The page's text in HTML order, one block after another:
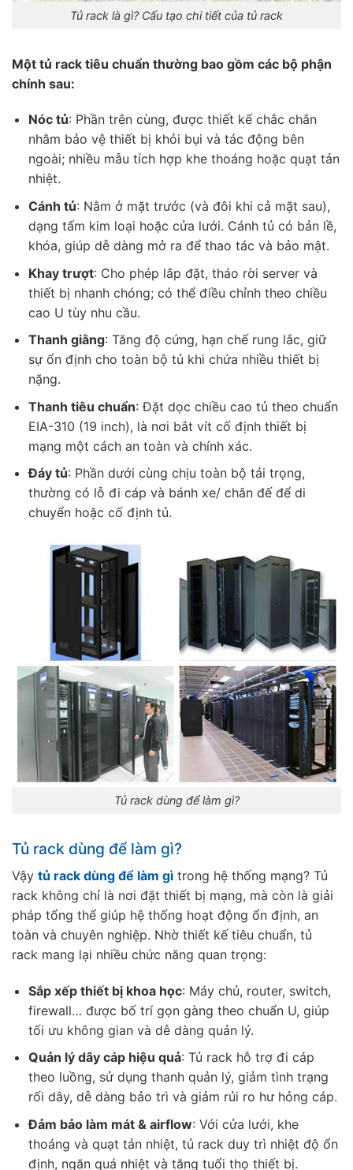
Tủ rack là gì? Cấu tạo chi tiết của tủ rack
Một tủ rack tiêu chuẩn thường bao gồm các bộ phận
chính sau:
Nóc tủ: Phần trên cùng, được thiết kế chắc chắn
nhằm bảo vệ thiết bị khỏi bụi và tác động bên
ngoài; nhiều mẫu tích hợp khe thoáng hoặc quạt tản
nhiệt.
Cánh tủ: Nằm ở mặt trước (và đôi khi cả mặt sau),
dạng tấm kim loại hoặc cửa lưới. Cánh tủ có bản lề,
khóa, giúp dễ dàng mở ra để thao tác và bảo mật.
Khay trượt: Cho phép lắp đặt, tháo rời server và
thiết bị nhanh chóng; có thể điều chỉnh theo chiều
cao U tùy nhu cầu.
Thanh giằng: Tăng độ cứng, hạn chế rung lắc, giữ
sự ổn định cho toàn bộ tủ khi chứa nhiều thiết bị
nặng.
Thanh tiêu chuẩn: Đặt dọc chiều cao tủ theo chuẩn
EIA-310 (19 inch), là nơi bắt vít cố định thiết bị
mạng một cách an toàn và chính xác.
Đáy tủ: Phần dưới cùng chịu toàn bộ tải trọng,
thường có lỗ đi cáp và bánh xe/ chân đế để di
chuyển hoặc cố định tủ.
Tủ rack dùng để làm gì?
Tủ rack dùng để làm gì?
Vậy tủ rack dùng để làm gì trong hệ thống mạng? Tủ
rack không chỉ là nơi đặt thiết bị mạng, mà còn là giải
pháp tổng thể giúp hệ thống hoạt động ổn định, an
toàn và chuyên nghiệp. Nhờ thiết kế tiêu chuẩn, tủ
rack mang lại nhiều chức năng quan trọng:
Sắp xếp thiết bị khoa học: Máy chủ, router, switch,
firewall… được bố trí gọn gàng theo chuẩn U, giúp
tối ưu không gian và dễ dàng quản lý.
Quản lý dây cáp hiệu quả: Tủ rack hỗ trợ đi cáp
theo luồng, sử dụng thanh quản lý, giảm tình trạng
rối dây, dễ dàng bảo trì và giảm rủi ro hư hỏng cáp.
Đảm bảo làm mát & airflow: Với cửa lưới, khe
thoáng và quạt tản nhiệt, tủ rack duy trì nhiệt độ ổn
định, ngăn quá nhiệt và tăng tuổi thọ thiết bị.